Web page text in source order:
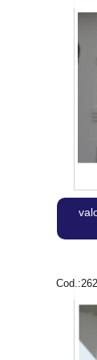
Cod.: